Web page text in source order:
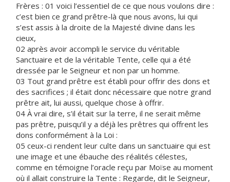
Frères : 01 voici l’essentiel de ce que nous voulons dire :
c’est bien ce grand prêtre-là que nous avons, lui qui
s’est assis à la droite de la Majesté divine dans les
cieux,
02 après avoir accompli le service du véritable
Sanctuaire et de la véritable Tente, celle qui a été
dressée par le Seigneur et non par un homme.
03 Tout grand prêtre est établi pour offrir des dons et
des sacrifices ; il était donc nécessaire que notre grand
prêtre ait, lui aussi, quelque chose à offrir.
04 À vrai dire, s’il était sur la terre, il ne serait même
pas prêtre, puisqu’il y a déjà les prêtres qui offrent les
dons conformément à la Loi :
05 ceux-ci rendent leur culte dans un sanctuaire qui est
une image et une ébauche des réalités célestes,
comme en témoigne l’oracle reçu par Moïse au moment
où il allait construire la Tente : Regarde, dit le Seigneur,